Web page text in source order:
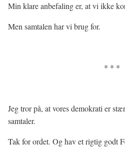
Min klare anbefaling er, at vi ikke
Men samtalen har vi brug for.
* * *
Jeg tror på, at vores demokrati er
samtaler.
Tak for ordet. Og hav et rigtig godt